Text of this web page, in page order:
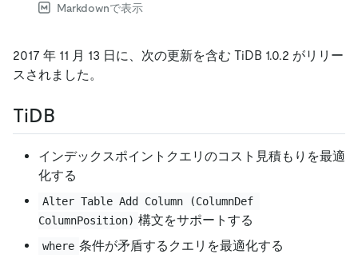
Markdownで表示
2017 年 11 月 13 日に、次の更新を含む TiDB 1.0.2 がリリー
スされました。
TiDB
インデックスポイントクエリのコスト見積もりを最適
化する
Alter Table Add Column (ColumnDef
ColumnPosition) 構文をサポートする
where 条件が矛盾するクエリを最適化する